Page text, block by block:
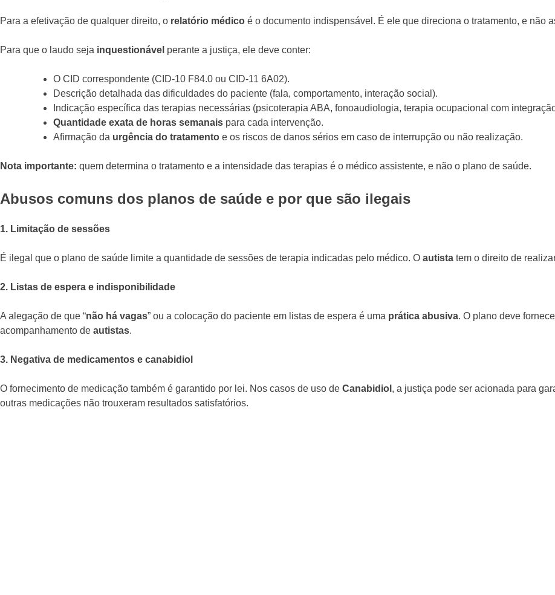
Para a efetivação de qualquer direito, o relatório médico é o documento indispensável. É ele que direciona o tratamento, e não
Para que o laudo seja inquestionável perante a justiça, ele deve conter:
O CID correspondente (CID-10 F84.0 ou CID-11 6A02).
Descrição detalhada das dificuldades do paciente (fala, comportamento, interação social).
Indicação específica das terapias necessárias (psicoterapia ABA, fonoaudiologia, terapia ocupacional com
Quantidade exata de horas semanais para cada intervenção.
Afirmação da urgência do tratamento e os riscos de danos sérios em caso de interrupção ou não realização.
Nota importante: quem determina o tratamento e a intensidade das terapias é o médico assistente, e não o plano de saúde.
Abusos comuns dos planos de saúde e por que são ilegais
1. Limitação de sessões
É ilegal que o plano de saúde limite a quantidade de sessões de terapia indicadas pelo médico. O autista tem o direito de
2. Listas de espera e indisponibilidade
A alegação de que “não há vagas” ou a colocação do paciente em listas de espera é uma prática abusiva. O plano deve
acompanhamento de autistas.
3. Negativa de medicamentos e canabidiol
O fornecimento de medicação também é garantido por lei. Nos casos de uso de Canabidiol , a justiça pode ser acionada para
outras medicações não trouxeram resultados satisfatórios.